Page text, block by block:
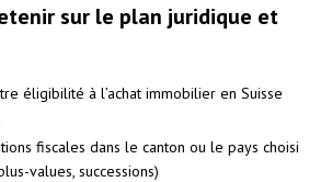
sur le plan juridique et
éligibilité à l’achat immobilier en Suisse
fiscales dans le canton ou le pays choisi
values, successions)